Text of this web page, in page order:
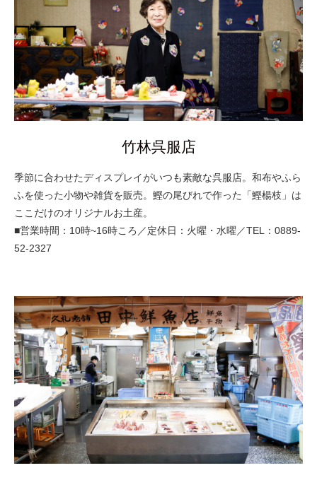
竹林呉服店
季節に合わせたディスプレイがいつも素敵な呉服店。和布やふら
ふを使った小物や雑貨を販売。鰹の尾びれで作った「鰹楊枝」は
ここだけのオリジナルお土産。
■営業時間：10時~16時ころ／定休日：火曜・水曜／TEL：0889-
52-2327